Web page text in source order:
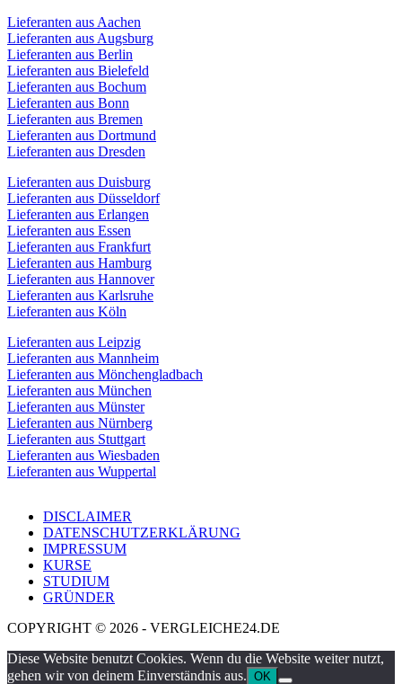
Lieferanten aus Aachen
Lieferanten aus Augsburg
Lieferanten aus Berlin
Lieferanten aus Bielefeld
Lieferanten aus Bochum
Lieferanten aus Bonn
Lieferanten aus Bremen
Lieferanten aus Dortmund
Lieferanten aus Dresden
Lieferanten aus Duisburg
Lieferanten aus Düsseldorf
Lieferanten aus Erlangen
Lieferanten aus Essen
Lieferanten aus Frankfurt
Lieferanten aus Hamburg
Lieferanten aus Hannover
Lieferanten aus Karlsruhe
Lieferanten aus Köln
Lieferanten aus Leipzig
Lieferanten aus Mannheim
Lieferanten aus Mönchengladbach
Lieferanten aus München
Lieferanten aus Münster
Lieferanten aus Nürnberg
Lieferanten aus Stuttgart
Lieferanten aus Wiesbaden
Lieferanten aus Wuppertal
DISCLAIMER
DATENSCHUTZERKLÄRUNG
IMPRESSUM
KURSE
STUDIUM
GRÜNDER
COPYRIGHT © 2026 - VERGLEICHE24.DE
Diese Website benutzt Cookies. Wenn du die Website weiter nutzt,
gehen wir von deinem Einverständnis aus. OK